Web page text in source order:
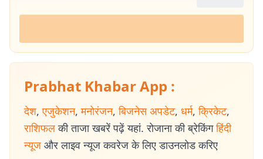
Prabhat Khabar App :
देश, एजुकेशन, मनोरंजन, बिजनेस अपडेट, धर्म, क्रिकेट,
राशिफल की ताजा खबरें पढ़ें यहां. रोजाना की ब्रेकिंग हिंदी
न्यूज और लाइव न्यूज कवरेज के लिए डाउनलोड करिए